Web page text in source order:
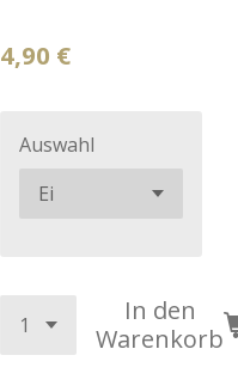
4,90 €
Auswahl
In den
Warenkorb